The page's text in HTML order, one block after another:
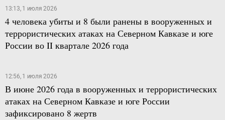
13:13, 1 июля 2026
4 человека убиты и 8 были ранены в вооруженных и
террористических атаках на Северном Кавказе и юге
России во II квартале 2026 года
12:56, 1 июля 2026
В июне 2026 года в вооруженных и террористических
атаках на Северном Кавказе и юге России
зафиксировано 8 жертв